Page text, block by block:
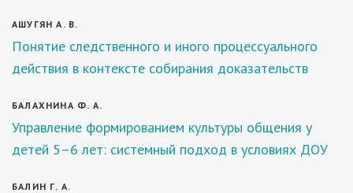
АШУГЯН А. В.
Понятие следственного и иного процессуального
действия в контексте собирания доказательств
БАЛАХНИНА Ф. А.
Управление формированием культуры общения у
детей 5–6 лет: системный подход в условиях ДОУ
БАЛИН Г. А.